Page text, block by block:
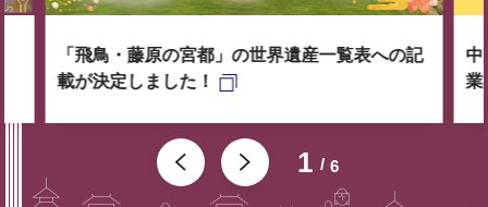
1 6
「飛鳥・藤原の宮都」の世界遺産一覧表への記
載が決定しました！
中
業